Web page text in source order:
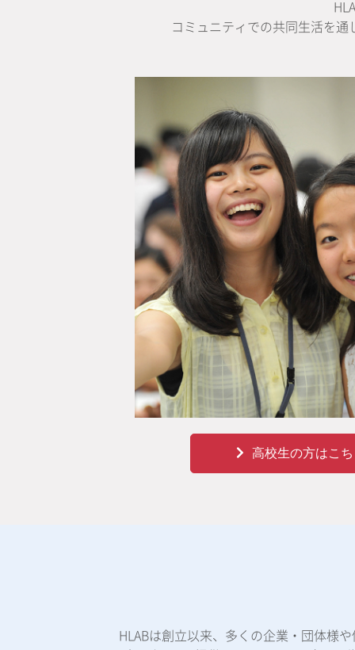
コミュニティでの共同生活を
高校生の方はこ
HLABは創立以来、多くの企業・団体様